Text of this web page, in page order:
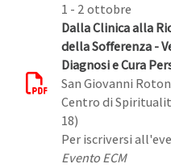
1 - 2 ottobre
Dalla Clinica alla
della Sofferenza -
Diagnosi e Cura
San Giovanni
Centro di
18)
Per iscriversi
Evento ECM